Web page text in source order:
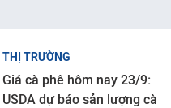
THỊ TRƯỜNG
Giá cà phê hôm nay 23/9:
USDA dự báo sản lượng cà